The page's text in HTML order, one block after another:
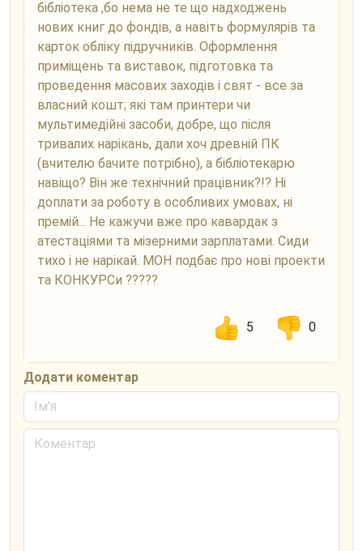
бібліотека ,бо нема не те що надходжень
нових книг до фондів, а навіть формулярів та
карток обліку підручників. Оформлення
приміщень та виставок, підготовка та
проведення масових заходів і свят - все за
власний кошт; які там принтери чи
мультимедійні засоби, добре, що після
тривалих нарікань, дали хоч древній ПК
(вчителю бачите потрібно), а бібліотекарю
навіщо? Він же технічний працівник?!? Ні
доплати за роботу в особливих умовах, ні
премій... Не кажучи вже про кавардак з
атестаціями та мізерними зарплатами. Сиди
тихо і не нарікай. МОН подбає про нові проекти
та КОНКУРСи ?????
5 0
Додати коментар